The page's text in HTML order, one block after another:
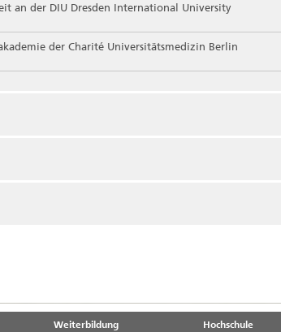
an der DIU Dresden International University
der Charité Universitätsmedizin Berlin
in Zeiten von New Work
beim Ministerium für Arbeit, Soziales,
Anhalt
Weiterbildung Hochschule